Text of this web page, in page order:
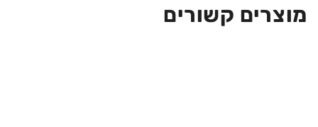
מוצרים קשורים